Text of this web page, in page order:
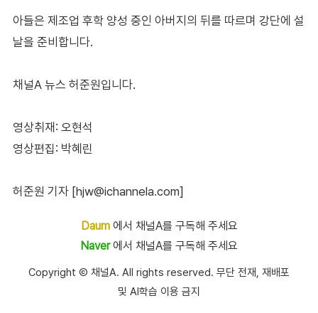
아들은 제조업 후학 양성 중인 아버지의 뒤를 따르며 강단에 설
날을 준비합니다.
채널A 뉴스 허준원입니다.
영상취재: 오현석
영상편집: 박혜린
허준원 기자 [hjw@ichannela.com]
Daum에서 채널A를 구독해 주세요
Naver에서 채널A를 구독해 주세요
Copyright Ⓒ 채널A. All rights reserved. 무단 전재, 재배포
및 AI학습 이용 금지